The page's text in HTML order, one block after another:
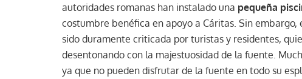
autoridades romanas han instalado una pequeña
costumbre benéfica en apoyo a Cáritas. Sin
sido duramente criticada por turistas y residentes,
desentonando con la majestuosidad de la fuente.
ya que no pueden disfrutar de la fuente en todo su